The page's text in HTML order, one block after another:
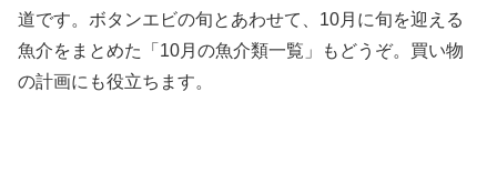
道です。ボタンエビの旬とあわせて、10月に旬を迎える
魚介をまとめた「10月の魚介類一覧」もどうぞ。買い物
の計画にも役立ちます。